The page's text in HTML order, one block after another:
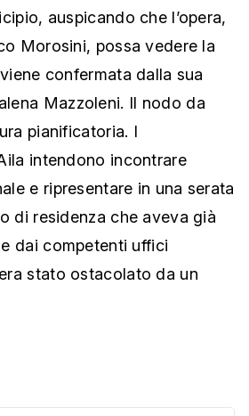
auspicando che l’opera,
Morosini, possa vedere la
confermata dalla sua
Mazzoleni. Il nodo da
pianificatoria. I
intendono incontrare
e ripresentare in una serata
di residenza che aveva già
dai competenti uffici
stato ostacolato da un